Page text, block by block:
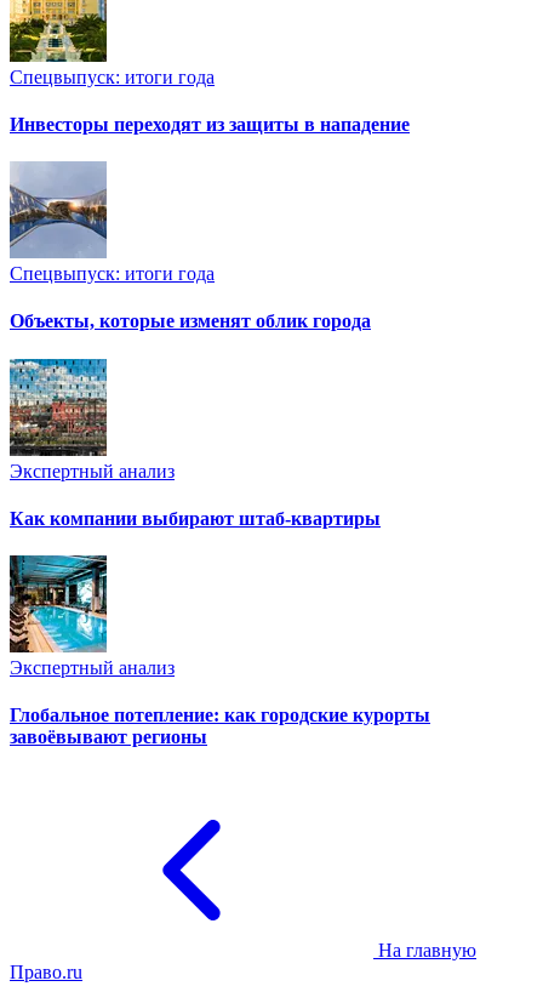
Спецвыпуск: итоги года
Инвесторы переходят из защиты в нападение
Спецвыпуск: итоги года
Объекты, которые изменят облик города
Экспертный анализ
Как компании выбирают штаб-квартиры
Экспертный анализ
Глобальное потепление: как городские курорты
завоёвывают регионы
На главную
Право.ru